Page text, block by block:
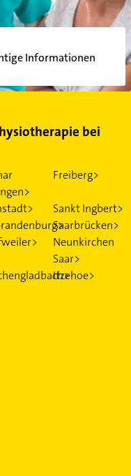
Informationen
bei
Freiberg>
Sankt Ingbert>
Saarbrücken>
Neunkirchen
Saar>
Itzehoe>